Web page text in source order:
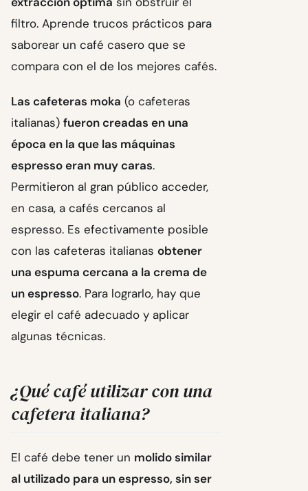
filtro. Aprende trucos prácticos para
saborear un café casero que se
compara con el de los mejores cafés.
Las cafeteras moka (o cafeteras
italianas) fueron creadas en una
época en la que las máquinas
espresso eran muy caras.
Permitieron al gran público acceder,
en casa, a cafés cercanos al
espresso. Es efectivamente posible
con las cafeteras italianas obtener
una espuma cercana a la crema de
un espresso. Para lograrlo, hay que
elegir el café adecuado y aplicar
algunas técnicas.
¿Qué café utilizar con una
cafetera italiana?
El café debe tener un molido similar
al utilizado para un espresso, sin ser